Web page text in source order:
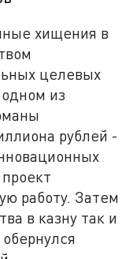
хищения в
целевых
из
рублей -
работу. Затем
в казну так и